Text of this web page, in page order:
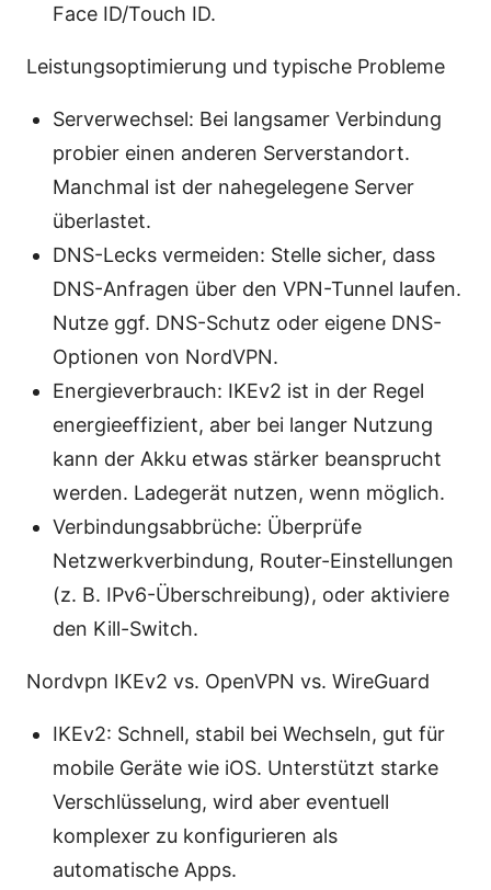
Face ID/Touch ID.
Leistungsoptimierung und typische Probleme
Serverwechsel: Bei langsamer Verbindung
probier einen anderen Serverstandort.
Manchmal ist der nahegelegene Server
überlastet.
DNS-Lecks vermeiden: Stelle sicher, dass
DNS-Anfragen über den VPN-Tunnel laufen.
Nutze ggf. DNS-Schutz oder eigene DNS-
Optionen von NordVPN.
Energieverbrauch: IKEv2 ist in der Regel
energieeffizient, aber bei langer Nutzung
kann der Akku etwas stärker beansprucht
werden. Ladegerät nutzen, wenn möglich.
Verbindungsabbrüche: Überprüfe
Netzwerkverbindung, Router-Einstellungen
(z. B. IPv6-Überschreibung), oder aktiviere
den Kill-Switch.
Nordvpn IKEv2 vs. OpenVPN vs. WireGuard
IKEv2: Schnell, stabil bei Wechseln, gut für
mobile Geräte wie iOS. Unterstützt starke
Verschlüsselung, wird aber eventuell
komplexer zu konfigurieren als
automatische Apps.